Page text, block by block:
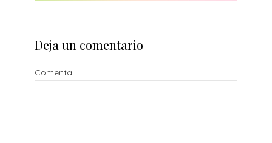
Deja un comentario
Comenta